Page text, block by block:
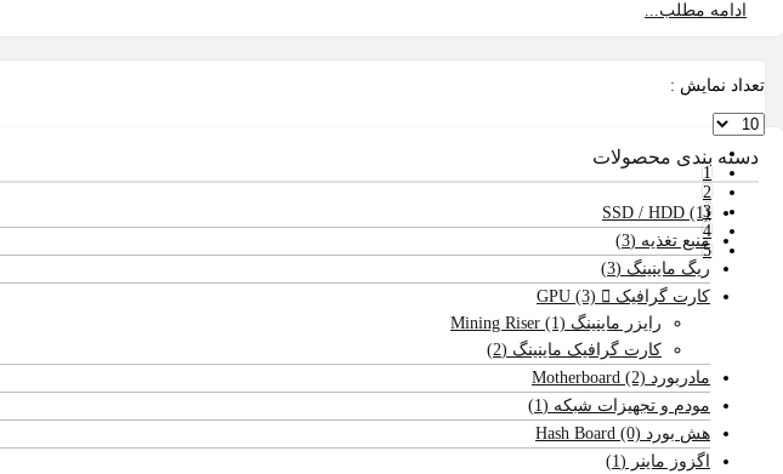
ادامه مطلب...
تعداد نمایش :
1
2
3
4
5
دسته بندی محصولات
SSD / HDD (1)
منبع تغذیه (3)
ریگ ماینینگ (3)
کارت گرافیک GPU
(3)
رایزر ماینینگ Mining Riser (1)
کارت گرافیک ماینینگ (2)
مادربورد Motherboard (2)
مودم و تجهیزات شبکه (1)
هش بورد Hash Board (0)
اگزوز ماینر (1)